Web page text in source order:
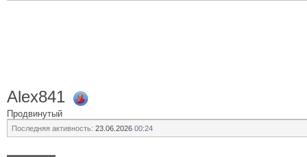
Alex841
Продвинутый
Последняя активность: 23.06.2026 00:24